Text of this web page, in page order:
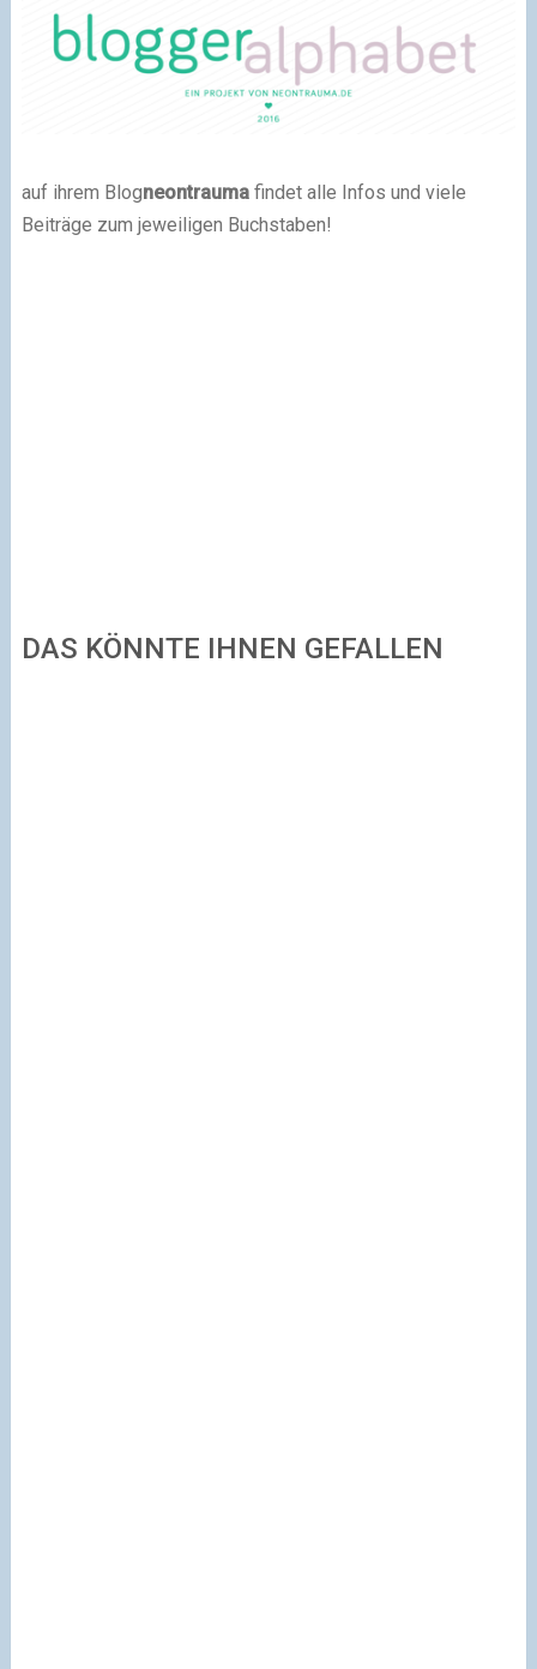
auf ihrem Blogneontraumafindet alle Infos und viele
Beiträge zum jeweiligen Buchstaben!
DAS KÖNNTE IHNEN GEFALLEN